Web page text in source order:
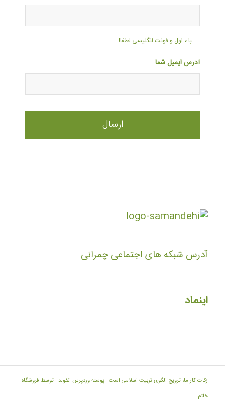
با ۰ اول و فونت انگلیسی لطفا!
آدرس ایمیل شما
آدرس شبکه های اجتماعی چمرانی
اینماد
زکات کار ما، ترویج الگوی تربیت اسلامی است -پوسته وردپرس انفولد | توسط فروشگاه
خاتم